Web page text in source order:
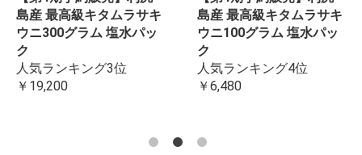
島産 最高級キタムラサキ
ウニ300グラム 塩水パッ
ク
人気ランキング3位
￥19,200
島産 最高級キタムラサキ
ウニ100グラム 塩水パッ
ク
人気ランキング4位
￥6,480